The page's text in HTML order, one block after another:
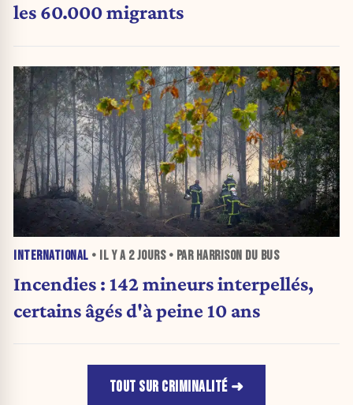
les 60.000 migrants
INTERNATIONAL • IL Y A 2 JOURS• PAR HARRISON DU BUS
Incendies : 142 mineurs interpellés,
certains âgés d'à peine 10 ans
TOUT SUR CRIMINALITÉ